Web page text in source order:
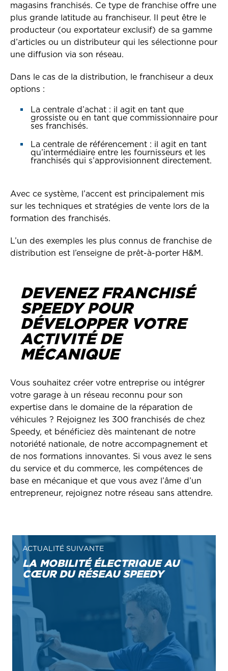
magasins franchisés. Ce type de franchise offre une
plus grande latitude au franchiseur. Il peut être le
producteur (ou exportateur exclusif) de sa gamme
d’articles ou un distributeur qui les sélectionne pour
une diffusion via son réseau.
Dans le cas de la distribution, le franchiseur a deux
options :
La centrale d’achat : il agit en tant que
grossiste ou en tant que commissionnaire pour
ses franchisés.
La centrale de référencement : il agit en tant
qu’intermédiaire entre les fournisseurs et les
franchisés qui s’approvisionnent directement.
Avec ce système, l’accent est principalement mis
sur les techniques et stratégies de vente lors de la
formation des franchisés.
L’un des exemples les plus connus de franchise de
distribution est l’enseigne de prêt-à-porter H&M.
DEVENEZ FRANCHISÉ
SPEEDY POUR
DÉVELOPPER VOTRE
ACTIVITÉ DE
MÉCANIQUE
Vous souhaitez créer votre entreprise ou intégrer
votre garage à un réseau reconnu pour son
expertise dans le domaine de la réparation de
véhicules ? Rejoignez les 300 franchisés de chez
Speedy, et bénéficiez dès maintenant de notre
notoriété nationale, de notre accompagnement et
de nos formations innovantes. Si vous avez le sens
du service et du commerce, les compétences de
base en mécanique et que vous avez l’âme d’un
entrepreneur, rejoignez notre réseau sans attendre.
ACTUALITÉ SUIVANTE
LA MOBILITÉ ÉLECTRIQUE AU
CŒUR DU RÉSEAU SPEEDY